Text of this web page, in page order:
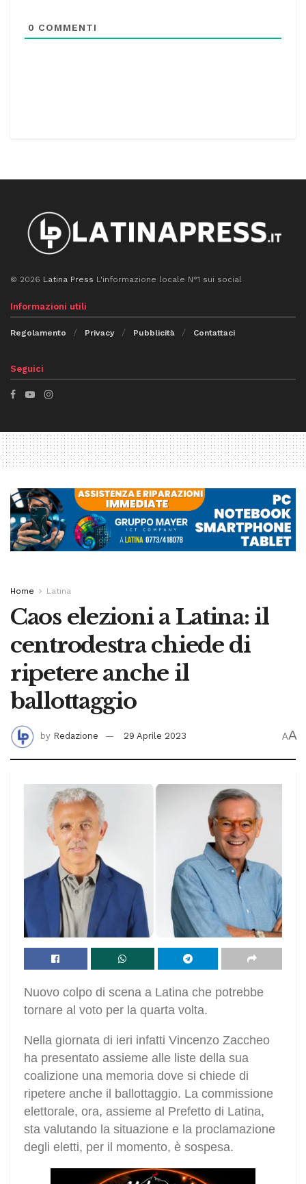
0 COMMENTI
© 2026 Latina Press L'informazione locale N°1 sui social
Informazioni utili
Regolamento Privacy Pubblicità Contattaci
Seguici
Home Latina
Caos elezioni a Latina: il
centrodestra chiede di
ripetere anche il
ballottaggio
by Redazione 29 Aprile 2023 AA
Nuovo colpo di scena a Latina che potrebbe
tornare al voto per la quarta volta.
Nella giornata di ieri infatti Vincenzo Zaccheo
ha presentato assieme alle liste della sua
coalizione una memoria dove si chiede di
ripetere anche il ballottaggio. La commissione
elettorale, ora, assieme al Prefetto di Latina,
sta valutando la situazione e la proclamazione
degli eletti, per il momento, è sospesa.